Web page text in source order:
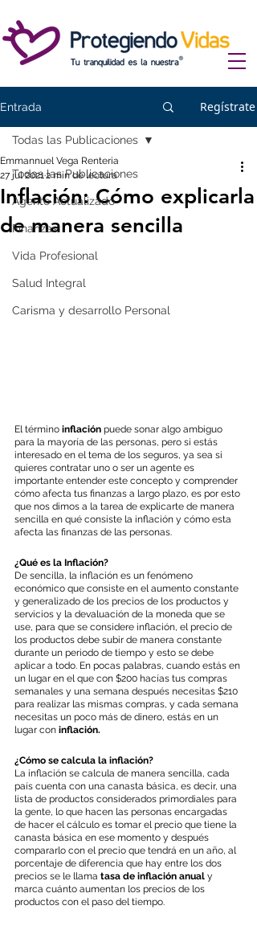
Entrada Regístrate
Todas las Publicaciones
Agente Actualizado
Finanzas
Vida Profesional
Salud Integral
Carisma y desarrollo Personal
Todas las Publicaciones
Inflación: Cómo explicarla
de manera sencilla
Emmannuel Vega Renteria
27 jul 20212 min de lectura
El término inflación puede sonar algo ambiguo
para la mayoría de las personas, pero si estás
interesado en el tema de los seguros, ya sea si
quieres contratar uno o ser un agente es
importante entender este concepto y comprender
cómo afecta tus finanzas a largo plazo, es por esto
que nos dimos a la tarea de explicarte de manera
sencilla en qué consiste la inflación y cómo esta
afecta las finanzas de las personas.
¿Qué es la Inflación?
De sencilla, la inflación es un fenómeno
económico que consiste en el aumento constante
y generalizado de los precios de los productos y
servicios y la devaluación de la moneda que se
use, para que se considere inflación, el precio de
los productos debe subir de manera constante
durante un periodo de tiempo y esto se debe
aplicar a todo. En pocas palabras, cuando estás en
un lugar en el que con $200 hacías tus compras
semanales y una semana después necesitas $210
para realizar las mismas compras, y cada semana
necesitas un poco más de dinero, estás en un
lugar con inflación.
¿Cómo se calcula la inflación?
La inflación se calcula de manera sencilla, cada
país cuenta con una canasta básica, es decir, una
lista de productos considerados primordiales para
la gente, lo que hacen las personas encargadas
de hacer el cálculo es tomar el precio que tiene la
canasta básica en ese momento y después
compararlo con el precio que tendrá en un año, al
porcentaje de diferencia que hay entre los dos
precios se le llama tasa de inflación anual y
marca cuánto aumentan los precios de los
productos con el paso del tiempo.